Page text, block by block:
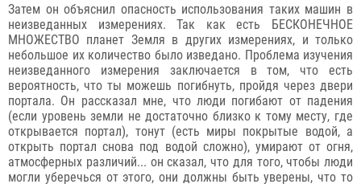
Затем он объяснил опасность использования таких машин в
неизведанных измерениях. Так как есть БЕСКОНЕЧНОЕ
МНОЖЕСТВО планет Земля в других измерениях, и только
небольшое их количество было изведано. Проблема изучения
неизведанного измерения заключается в том, что есть
вероятность, что ты можешь погибнуть, пройдя через двери
портала. Он рассказал мне, что люди погибают от падения
(если уровень земли не достаточно близко к тому месту, где
открывается портал), тонут (есть миры покрытые водой, а
открыть портал снова под водой сложно), умирают от огня,
атмосферных различий... он сказал, что для того, чтобы люди
могли уберечься от этого, они должны быть уверены, что то